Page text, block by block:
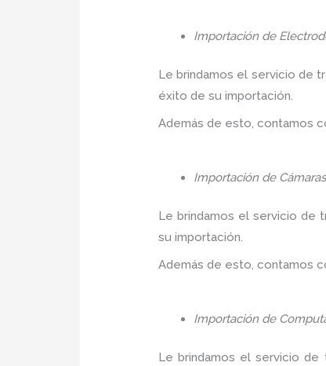
Importación de
Le brindamos el servicio de
éxito de su importación.
Además de esto, contamos
Importación de Cámaras
Le brindamos el servicio de
su importación.
Además de esto, contamos
Importación de
Le brindamos el servicio